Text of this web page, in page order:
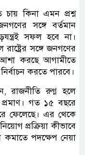
কিনা এমন প্রশ্ন
সঙ্গে বর্তমান
সফল হবে না।
সঙ্গে জনগণের
আশা করছে আগামীতে
করতে পারবে।
রাজনীতি রুগ্ন হলে
প্রমাণ। গত ১৫ বছরে
ফেলেছে। এর থেকে
প্রক্রিয়া কীভাবে
পদক্ষেপ নেয়া